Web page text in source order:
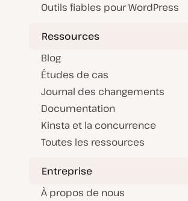
Outils fiables pour WordPress
Ressources
Blog
Études de cas
Journal des changements
Documentation
Kinsta et la concurrence
Toutes les ressources
Entreprise
À propos de nous